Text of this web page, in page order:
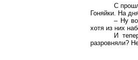
С
Гоняйки. На
– Ну
хотя из них
И
разровняли?